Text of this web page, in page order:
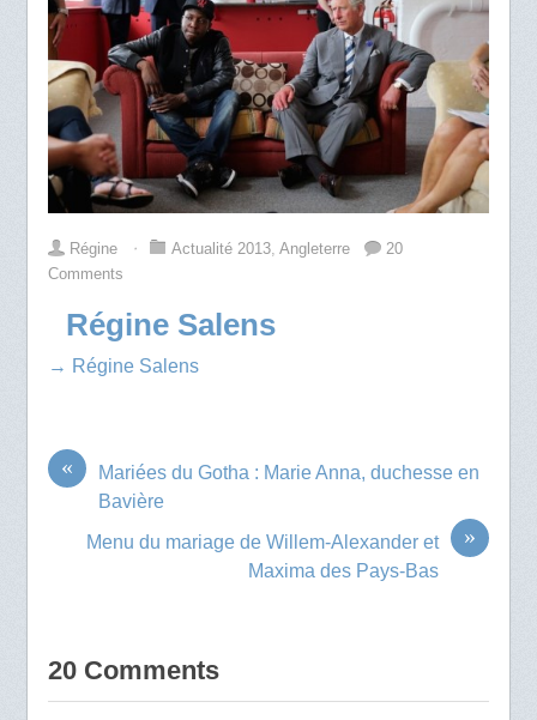
Régine ⋅ Actualité 2013, Angleterre
20
Comments
Régine Salens
→ Régine Salens
«
Mariées du Gotha : Marie Anna, duchesse en
Bavière
»
Menu du mariage de Willem-Alexander et
Maxima des Pays-Bas
20 Comments